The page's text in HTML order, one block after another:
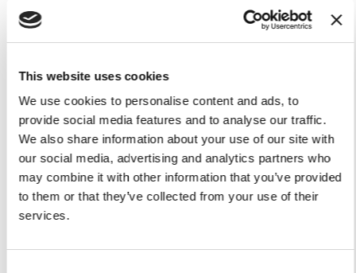
This website uses cookies
We use cookies to personalise content and ads, to
provide social media features and to analyse our traffic.
We also share information about your use of our site with
our social media, advertising and analytics partners who
may combine it with other information that you’ve provided
to them or that they’ve collected from your use of their
services.
AFFETTATRICE A VOLANO
P15 STELLA DUCI ROSSA
9.679,00 €
Aggiungi al Carrello
SACCA PORTA COLTELLI
149,00 €
Aggiungi al Carrello